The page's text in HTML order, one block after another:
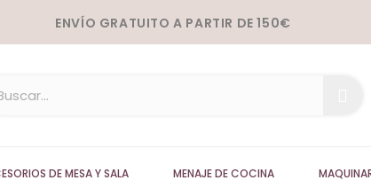
ENVÍO GRATUITO A PARTIR DE 150€
DE MESA Y SALA MENAJE DE COCINA